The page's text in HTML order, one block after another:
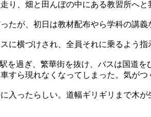
り、畑と田んぼの中にある教習所へ
が、初日は教材配布やら学科の講義
に横づけされ、全員それに乗るよう
を過ぎ、繁華街を抜け、バスは国道
すら現れなくなってしまった。気が
入ったらしい。道幅ギリギリまで木